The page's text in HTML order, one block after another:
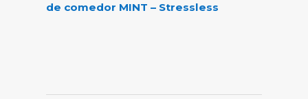
de comedor MINT – Stressless